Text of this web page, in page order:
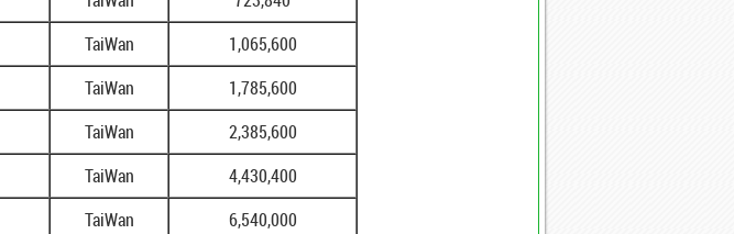
TaiWan
1,065,600
TaiWan
1,785,600
TaiWan
2,385,600
TaiWan
4,430,400
TaiWan
6,540,000